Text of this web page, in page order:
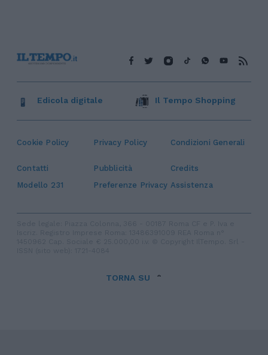
Cookie Policy Privacy Policy Condizioni Generali
Contatti Pubblicità
Credits
Modello 231
Preferenze Privacy Assistenza
Edicola digitale Il Tempo Shopping
TORNA SU